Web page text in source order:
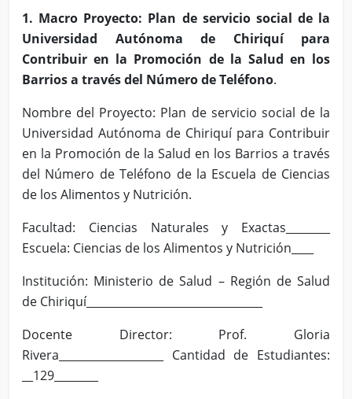
1. Macro Proyecto: Plan de servicio social de la
Universidad Autónoma de Chiriquí para
Contribuir en la Promoción de la Salud en los
Barrios a través del Número de Teléfono.
Nombre del Proyecto: Plan de servicio social de la
Universidad Autónoma de Chiriquí para Contribuir
en la Promoción de la Salud en los Barrios a través
del Número de Teléfono de la Escuela de Ciencias
de los Alimentos y Nutrición.
Facultad: Ciencias Naturales y Exactas________
Escuela: Ciencias de los Alimentos y Nutrición____
Institución: Ministerio de Salud – Región de Salud
de Chiriquí________________________________
Docente Director: Prof. Gloria
Rivera___________________ Cantidad de Estudiantes:
__129________